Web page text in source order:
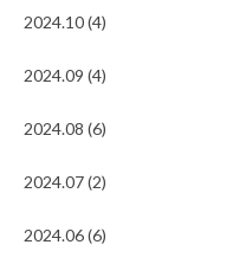
2024.10 (4)
2024.09 (4)
2024.08 (6)
2024.07 (2)
2024.06 (6)